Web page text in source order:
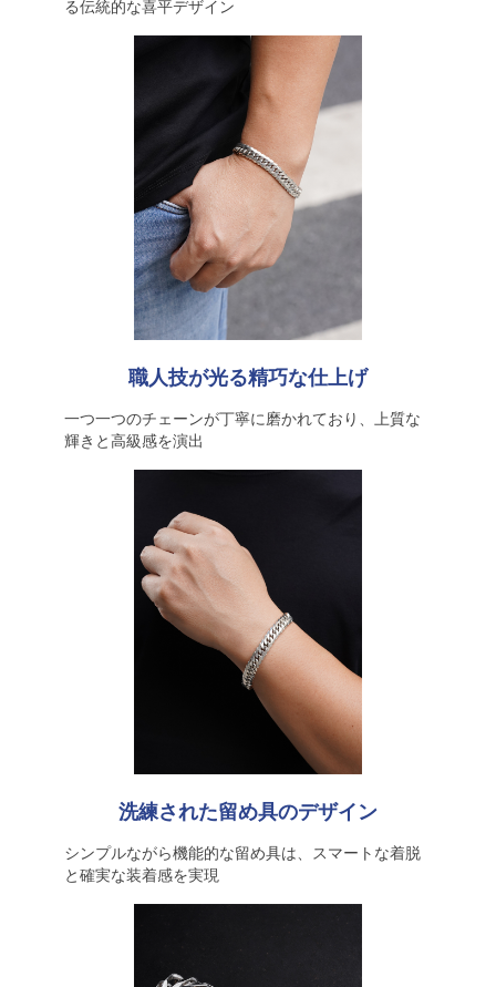
る伝統的な喜平デザイン
職人技が光る精巧な仕上げ
一つ一つのチェーンが丁寧に磨かれており、上質な
輝きと高級感を演出
洗練された留め具のデザイン
シンプルながら機能的な留め具は、スマートな着脱
と確実な装着感を実現